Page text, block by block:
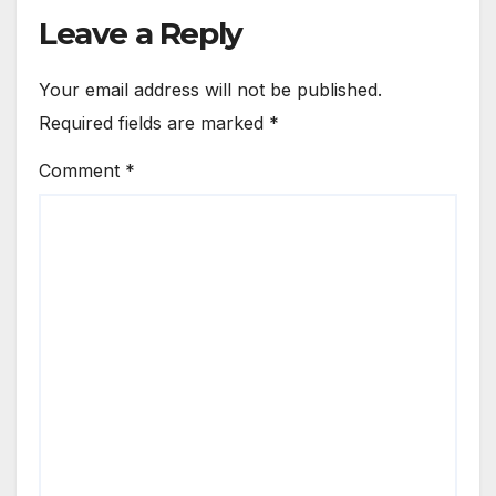
Leave a Reply
Your email address will not be published.
Required fields are marked *
Comment *